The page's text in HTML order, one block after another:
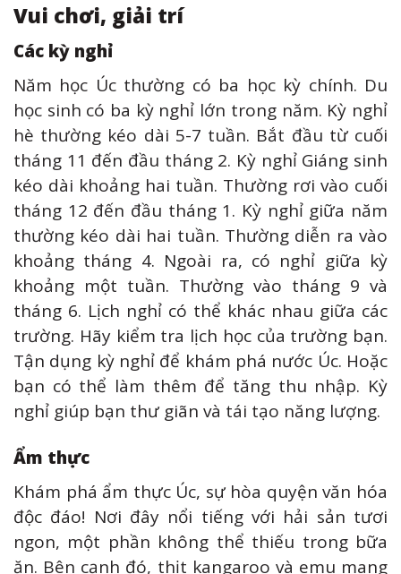
Vui chơi, giải trí
Các kỳ nghỉ
Năm học Úc thường có ba học kỳ chính. Du
học sinh có ba kỳ nghỉ lớn trong năm. Kỳ nghỉ
hè thường kéo dài 5-7 tuần. Bắt đầu từ cuối
tháng 11 đến đầu tháng 2. Kỳ nghỉ Giáng sinh
kéo dài khoảng hai tuần. Thường rơi vào cuối
tháng 12 đến đầu tháng 1. Kỳ nghỉ giữa năm
thường kéo dài hai tuần. Thường diễn ra vào
khoảng tháng 4. Ngoài ra, có nghỉ giữa kỳ
khoảng một tuần. Thường vào tháng 9 và
tháng 6. Lịch nghỉ có thể khác nhau giữa các
trường. Hãy kiểm tra lịch học của trường bạn.
Tận dụng kỳ nghỉ để khám phá nước Úc. Hoặc
bạn có thể làm thêm để tăng thu nhập. Kỳ
nghỉ giúp bạn thư giãn và tái tạo năng lượng.
Ẩm thực
Khám phá ẩm thực Úc, sự hòa quyện văn hóa
độc đáo! Nơi đây nổi tiếng với hải sản tươi
ngon, một phần không thể thiếu trong bữa
ăn. Bên cạnh đó, thịt kangaroo và emu mang